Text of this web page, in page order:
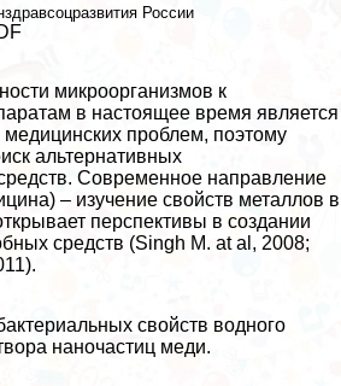
России
микроорганизмов к
в настоящее время является
проблем, поэтому
альтернативных
Современное направление
– изучение свойств металлов в
перспективы в создании
средств (Singh M. at al, 2008;
свойств водного
наночастиц меди.